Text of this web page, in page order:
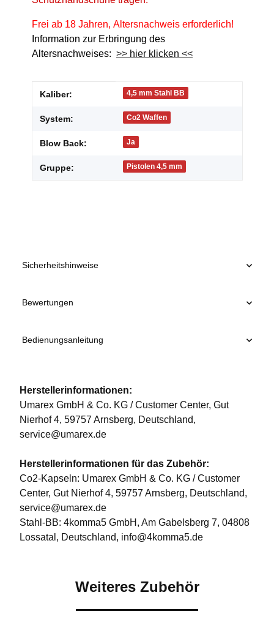
Frei ab 18 Jahren, Altersnachweis erforderlich!
Information zur Erbringung des
Altersnachweises: >> hier klicken <<
Produkteigenschaft
Wert
Kaliber: 4,5 mm Stahl BB
System: Co2 Waffen
Blow Back: Ja
Gruppe: Pistolen 4,5 mm
Sicherheitshinweise
Bewertungen
Bedienungsanleitung
Herstellerinformationen:
Umarex GmbH & Co. KG / Customer Center, Gut
Nierhof 4, 59757 Arnsberg, Deutschland,
service@umarex.de
Herstellerinformationen für das Zubehör:
Co2-Kapseln: Umarex GmbH & Co. KG / Customer
Center, Gut Nierhof 4, 59757 Arnsberg, Deutschland,
service@umarex.de
Stahl-BB: 4komma5 GmbH, Am Gabelsberg 7, 04808
Lossatal, Deutschland, info@4komma5.de
Weiteres Zubehör